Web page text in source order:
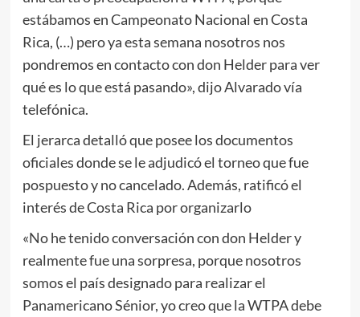
estábamos en Campeonato Nacional en Costa
Rica, (…) pero ya esta semana nosotros nos
pondremos en contacto con don Helder para ver
qué es lo que está pasando», dijo Alvarado vía
telefónica.
El jerarca detalló que posee los documentos
oficiales donde se le adjudicó el torneo que fue
pospuesto y no cancelado. Además, ratificó el
interés de Costa Rica por organizarlo
«No he tenido conversación con don Helder y
realmente fue una sorpresa, porque nosotros
somos el país designado para realizar el
Panamericano Sénior, yo creo que la WTPA debe